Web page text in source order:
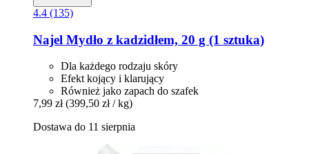
4.4 (135)
Najel Mydło z kadzidłem, 20 g (1 sztuka)
Dla każdego rodzaju skóry
Efekt kojący i klarujący
Również jako zapach do szafek
7,99 zł (399,50 zł / kg)
Dostawa do 11 sierpnia